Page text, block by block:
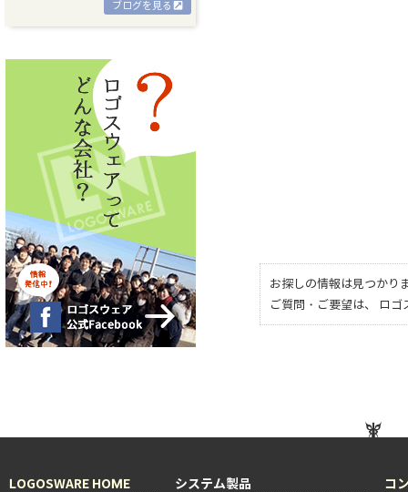
お探しの情報は見つかり
ご質問・ご要望は、 ロ
ブログを見る
LOGOSWARE HOME システム製品 コ